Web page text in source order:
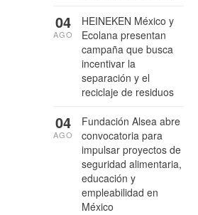
HEINEKEN México y
Ecolana presentan
campaña que busca
incentivar la
separación y el
reciclaje de residuos
04
AGO
Fundación Alsea abre
convocatoria para
impulsar proyectos de
seguridad alimentaria,
educación y
empleabilidad en
México
04
AGO